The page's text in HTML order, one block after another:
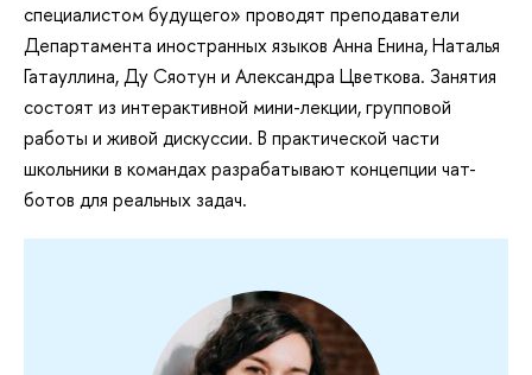
специалистом будущего» проводят преподаватели
Департамента иностранных языков Анна Енина, Наталья
Гатауллина, Ду Сяотун и Александра Цветкова. Занятия
состоят из интерактивной мини-лекции, групповой
работы и живой дискуссии. В практической части
школьники в командах разрабатывают концепции чат-
ботов для реальных задач.